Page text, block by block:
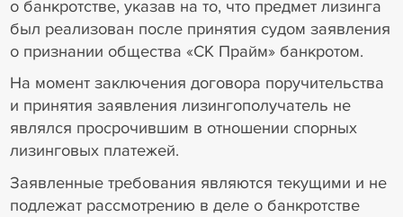
о банкротстве, указав на то, что предмет лизинга
был реализован после принятия судом заявления
о признании общества «СК Прайм» банкротом.
На момент заключения договора поручительства
и принятия заявления лизингополучатель не
являлся просрочившим в отношении спорных
лизинговых платежей.
Заявленные требования являются текущими и не
подлежат рассмотрению в деле о банкротстве